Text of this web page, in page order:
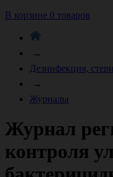
В корзине 0 товаров
→
Дезинфекция,
→
Журналы
Журнал
контроля